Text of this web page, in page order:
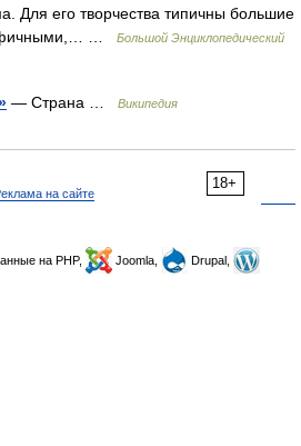
Для его творчества типичны большие
…
Большой Энциклопедический
— Страна … Википедия
18+
на сайте
на PHP, Joomla,
Drupal,